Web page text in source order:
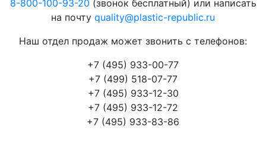
8-800-100-93-20 (звонок бесплатный) или написать
на почту quality@plastic-republic.ru
Наш отдел продаж может звонить с телефонов:
+7 (495) 933-00-77
+7 (499) 518-07-77
+7 (495) 933-12-30
+7 (495) 933-12-72
+7 (495) 933-83-86